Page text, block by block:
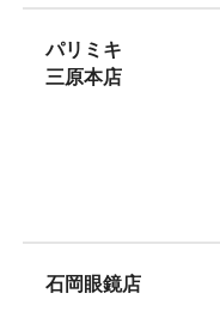
パリミキ
三原本店
石岡眼鏡店